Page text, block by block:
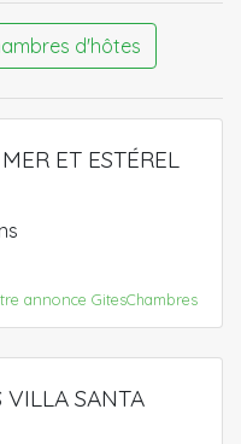
d'hôtes
ET ESTÉREL
annonce GitesChambres
VILLA SANTA